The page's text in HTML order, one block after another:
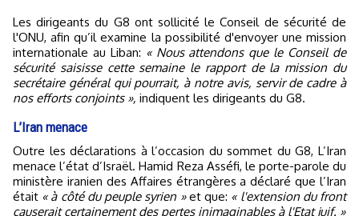
Les dirigeants du G8 ont sollicité le Conseil de sécurité de
l'ONU, afin qu’il examine la possibilité d'envoyer une mission
internationale au Liban: « Nous attendons que le Conseil de
sécurité saisisse cette semaine le rapport de la mission du
secrétaire général qui pourrait, à notre avis, servir de cadre à
nos efforts conjoints », indiquent les dirigeants du G8.
L’Iran menace
Outre les déclarations à l’occasion du sommet du G8, L’Iran
menace l’état d’Israël. Hamid Reza Asséfi, le porte-parole du
ministère iranien des Affaires étrangères a déclaré que l’Iran
était « à côté du peuple syrien »et que: « l'extension du front
causerait certainement des pertes inimaginables à l'Etat juif. »